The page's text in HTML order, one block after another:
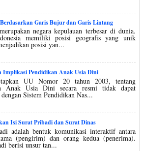
Garis Bujur dan Garis Lintang
negara kepulauan terbesar di dunia.
memiliki posisi geografis yang unik
posisi yan...
Implikasi Pendidikan Anak Usia Dini
UU Nomor 20 tahun 2003, tentang
Anak Usia Dini secara resmi tidak dapat
Sistem Pendidikan Nas...
Isi Surat Pribadi dan Surat Dinas
adalah bentuk komunikasi interaktif antara
(pengirim) dan orang kedua (penerima).
berisi unsur tan...